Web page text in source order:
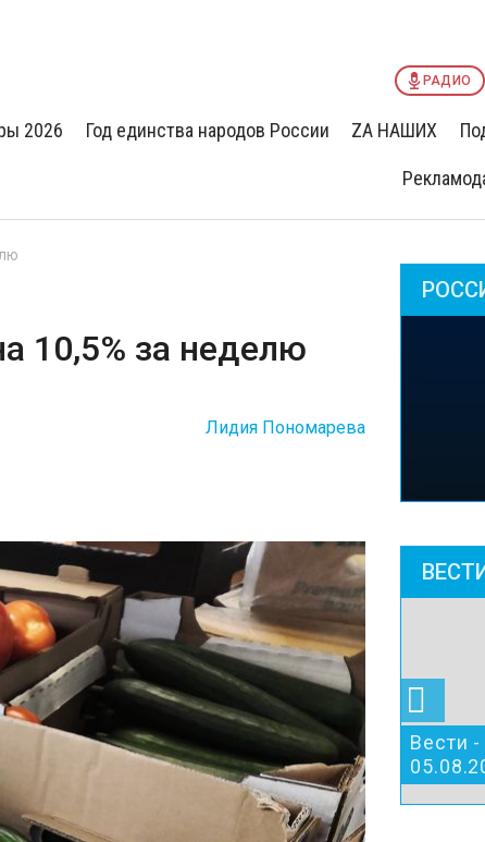
РАДИО
2026 Год единства народов России ZА НАШИХ
10,5% за неделю
Лидия Пономарева
Вести